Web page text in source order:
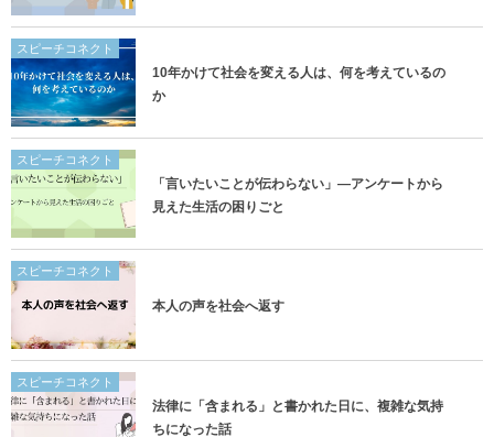
スピーチコネクト
10年かけて社会を変える人は、何を考えているの
か
スピーチコネクト
「言いたいことが伝わらない」―アンケートから
見えた生活の困りごと
スピーチコネクト
本人の声を社会へ返す
スピーチコネクト
法律に「含まれる」と書かれた日に、複雑な気持
ちになった話